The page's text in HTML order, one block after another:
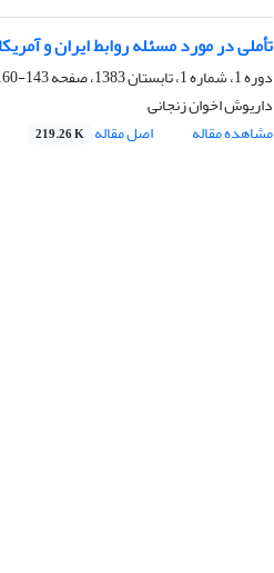
تأملی در مورد مسئله روابط ایران و آمریکا
دوره 1، شماره 1، تابستان 1383، صفحه
143-160
داریوش اخوان زنجانی
مشاهده مقاله
اصل مقاله 219.26 K